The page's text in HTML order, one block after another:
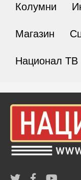
Колумни
Магазин
Национал ТВ